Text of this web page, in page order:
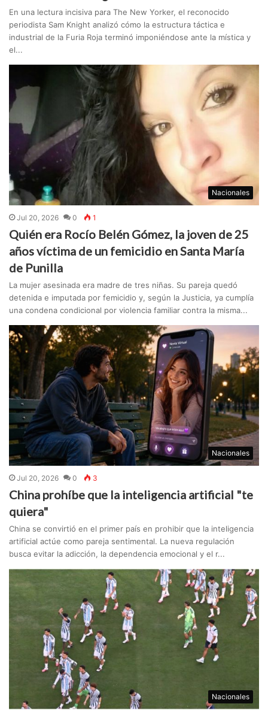
En una lectura incisiva para The New Yorker, el reconocido
periodista Sam Knight analizó cómo la estructura táctica e
industrial de la Furia Roja terminó imponiéndose ante la mística y
el...
Nacionales
Jul 20, 2026 0 1
Quién era Rocío Belén Gómez, la joven de 25
años víctima de un femicidio en Santa María
de Punilla
La mujer asesinada era madre de tres niñas. Su pareja quedó
detenida e imputada por femicidio y, según la Justicia, ya cumplía
una condena condicional por violencia familiar contra la misma...
Nacionales
Jul 20, 2026 0 3
China prohíbe que la inteligencia artificial "te
quiera"
China se convirtió en el primer país en prohibir que la inteligencia
artificial actúe como pareja sentimental. La nueva regulación
busca evitar la adicción, la dependencia emocional y el r...
Nacionales